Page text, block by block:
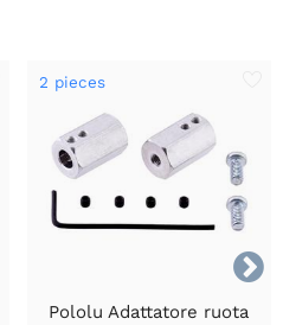

2 pieces
Pololu Adattatore ruota